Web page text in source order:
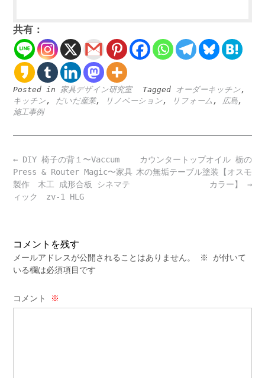
共有：
Posted in 家具デザイン研究室 Tagged オーダーキッチン,
キッチン, だいだ産業, リノベーション, リフォーム , 広島,
施工事例
Post
navigation
カウンタートップオイル 栃の
木の無垢テーブル塗装【オスモ
カラー】 →
← DIY 椅子の背１〜Vaccum
Press & Router Magic〜家具
製作 木工 成形合板 シネマテ
ィック zv-1 HLG
コメントを残す
メールアドレスが公開されることはありません。 ※
が付いて
いる欄は必須項目です
コメント ※